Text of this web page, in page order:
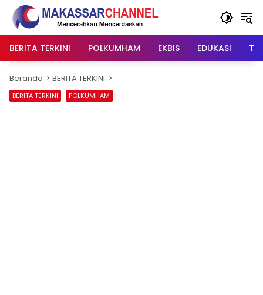
Langsung
konten
BERITA TERKINI
POLKUMHAM EKBIS EDUKASI
Beranda BERITA TERKINI
BERITA TERKINI POLKUMHAM